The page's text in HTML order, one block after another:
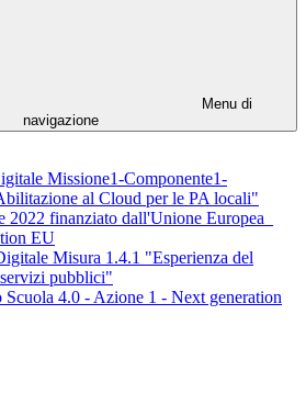
Menu di
navigazione
Missione1-Componente1-
al Cloud per le PA locali"
2022 finanziato dall'Unione Europea_
EU
Misura 1.4.1 "Esperienza del
pubblici"
Scuola 4.0 - Azione 1 - Next generation